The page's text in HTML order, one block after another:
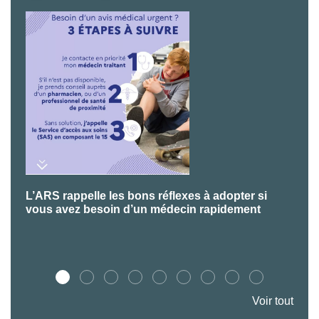
L’ARS rappelle les bons réflexes à adopter si
vous avez besoin d’un médecin rapidement
Voir tout